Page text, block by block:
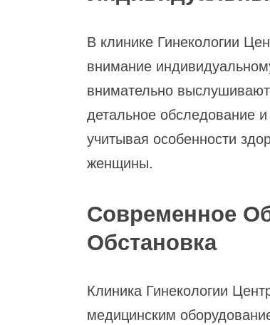
В клинике Гинекологии
внимание
внимательно
детальное обследование
учитывая особенности
женщины.
Современное
Обстановка
Клиника Гинекологии
медицинским